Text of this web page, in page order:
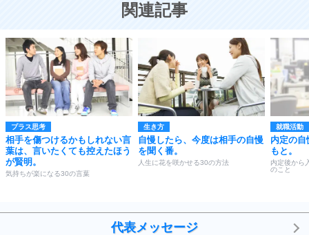
関連記事
プラス思考
相手を傷つけるかもしれない言
葉は、言いたくても控えたほう
が賢明。
気持ちが楽になる30の言葉
生き方
自慢したら、今度は相手の自慢
を聞く番。
人生に花を咲かせる30の方法
就職活動
内定の
もと。
内定後から
のこと
代表メッセージ